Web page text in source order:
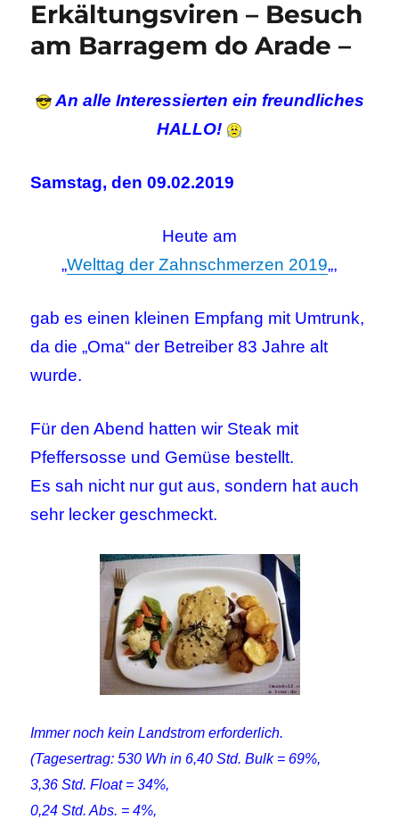
Erkältungsviren – Besuch
am Barragem do Arade –
An alle Interessierten ein freundliches
HALLO!
Samstag, den 09.02.2019
Heute am
„Welttag der Zahnschmerzen 2019„,
gab es einen kleinen Empfang mit Umtrunk,
da die „Oma“ der Betreiber 83 Jahre alt
wurde.
Für den Abend hatten wir Steak mit
Pfeffersosse und Gemüse bestellt.
Es sah nicht nur gut aus, sondern hat auch
sehr lecker geschmeckt.
Immer noch kein Landstrom erforderlich.
(Tagesertrag: 530 Wh in 6,40 Std. Bulk = 69%,
3,36 Std. Float = 34%,
0,24 Std. Abs. = 4%,